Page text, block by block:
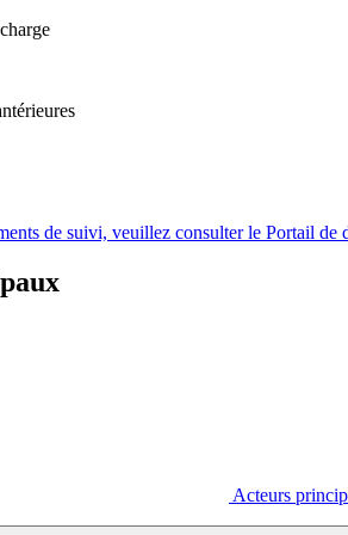
de suivi, veuillez consulter le Portail de
Acteurs